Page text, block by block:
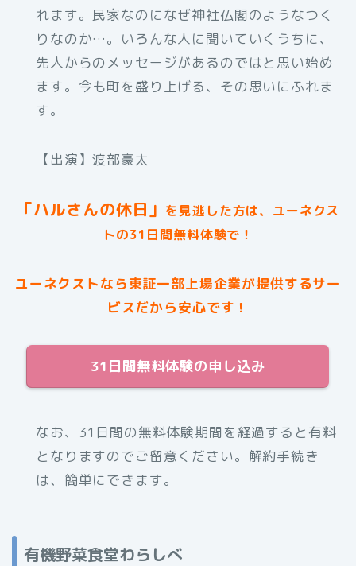
れます。民家なのになぜ神社仏閣のようなつく
りなのか…。いろんな人に聞いていくうちに、
先人からのメッセージがあるのではと思い始め
ます。今も町を盛り上げる、その思いにふれま
す。
【出演】渡部豪太
「ハルさんの休日」 を見逃した方は、ユーネクス
トの31日間無料体験で！
ユーネクストなら東証一部上場企業が提供するサー
ビスだから安心です！
31日間無料体験の申し込み
なお、31日間の無料体験期間を経過すると有料
となりますのでご留意ください。解約手続き
は、簡単にできます。
有機野菜食堂わらしべ